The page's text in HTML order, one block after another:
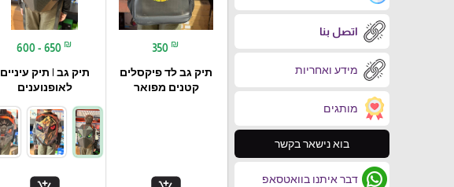
اتصل بنا
מידע ואחריות
מותגים
בוא נישאר בקשר
דבר איתנו בוואטסאפ
350 ₪
תיק גב לד פיקסלים
קטנים מפואר
600 - 650 ₪
תיק גב | תיק עיניים
לאופנוענים